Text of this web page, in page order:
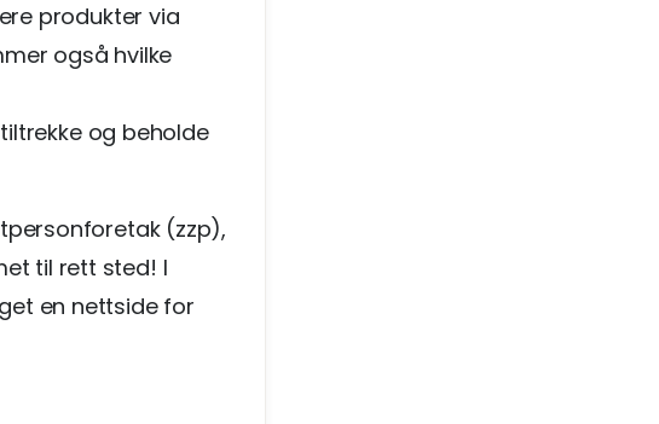
produkter via
også hvilke
og beholde
(zzp),
til rett sted! I
en nettside for